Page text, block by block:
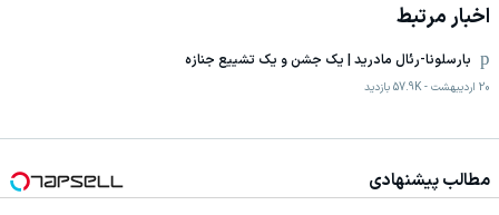
اخبار مرتبط
بارسلونا-رئال مادرید | یک جشن و یک تشییع جنازه
20 اردیبهشت -
57.9K بازدید
مطالب پیشنهادی